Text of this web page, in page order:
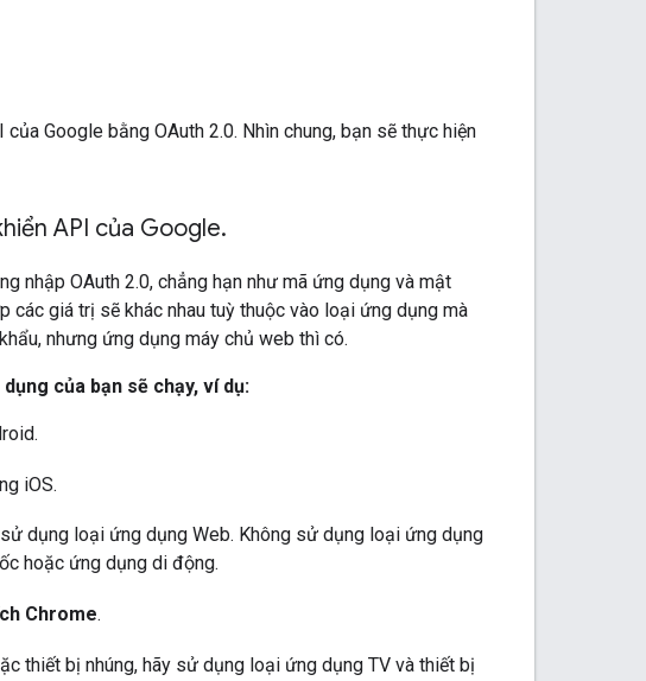
Google bằng OAuth 2.0. Nhìn chung, bạn sẽ thực hiện
API của Google.
nhập OAuth 2.0, chẳng hạn như mã ứng dụng và mật
các giá trị sẽ khác nhau tuỳ thuộc vào loại ứng dụng mà
nhưng ứng dụng máy chủ web thì có.
của bạn sẽ chạy, ví dụ:
.
iOS.
dụng loại ứng dụng Web. Không sử dụng loại ứng dụng
hoặc ứng dụng di động.
Chrome.
thiết bị nhúng, hãy sử dụng loại ứng dụng TV và thiết bị